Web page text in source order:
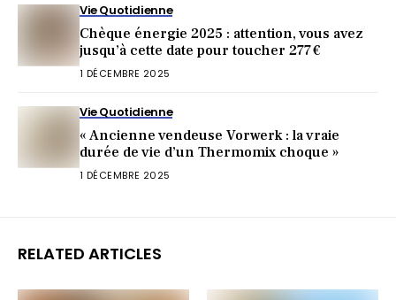
Vie Quotidienne
Chèque énergie 2025 : attention, vous avez
jusqu’à cette date pour toucher 277 €
1 DÉCEMBRE 2025
Vie Quotidienne
« Ancienne vendeuse Vorwerk : la vraie
durée de vie d’un Thermomix choque »
1 DÉCEMBRE 2025
RELATED ARTICLES